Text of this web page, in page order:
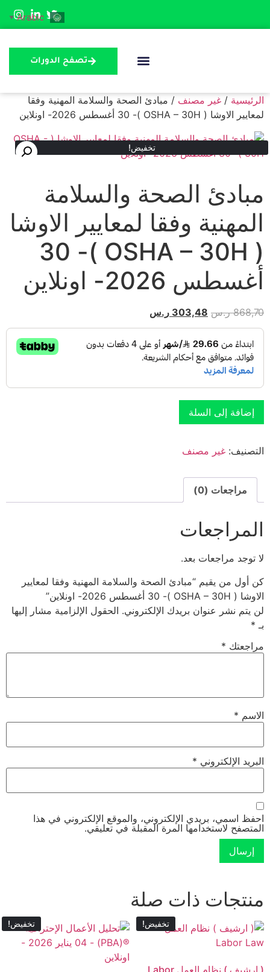
تصفح الدورات
الرئيسية / غير مصنف / مبادئ الصحة والسلامة المهنية وفقا
لمعايير الاوشا ( OSHA – 30H )- 30 أغسطس 2026- اونلاين
تخفيض!
مبادئ الصحة والسلامة
المهنية وفقا لمعايير الاوشا
( OSHA – 30H )- 30
أغسطس 2026- اونلاين
868,70 ر.س 303,48 ر.س
إضافة إلى السلة
التصنيف: غير مصنف
مراجعات (0)
المراجعات
لا توجد مراجعات بعد.
كن أول من يقيم “مبادئ الصحة والسلامة المهنية وفقا لمعايير
الاوشا ( OSHA – 30H )- 30 أغسطس 2026- اونلاين”
لن يتم نشر عنوان بريدك الإلكتروني. الحقول الإلزامية مشار إليها
بـ *
مراجعتك *
الاسم *
البريد الإلكتروني *
احفظ اسمي، بريدي الإلكتروني، والموقع الإلكتروني في هذا
المتصفح لاستخدامها المرة المقبلة في تعليقي.
منتجات ذات صلة
تخفيض!
( ارشيف ) نظام العمل Labor
تخفيض!
Arabic
▼